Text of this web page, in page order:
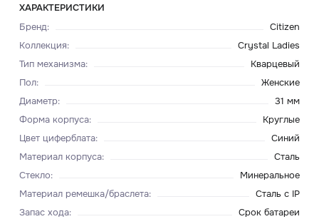
ХАРАКТЕРИСТИКИ
Бренд:
Citizen
Коллекция:
Crystal Ladies
Тип механизма:
Кварцевый
Пол:
Женские
Диаметр:
31 мм
Форма корпуса:
Круглые
Цвет циферблата:
Синий
Материал корпуса:
Сталь
Стекло:
Минеральное
Материал ремешка/браслета:
Сталь c IP
Запас хода:
Срок батареи